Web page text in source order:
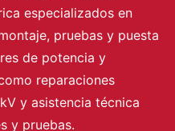
especializados en
pruebas y puesta
de potencia y
reparaciones
y asistencia técnica
y pruebas.